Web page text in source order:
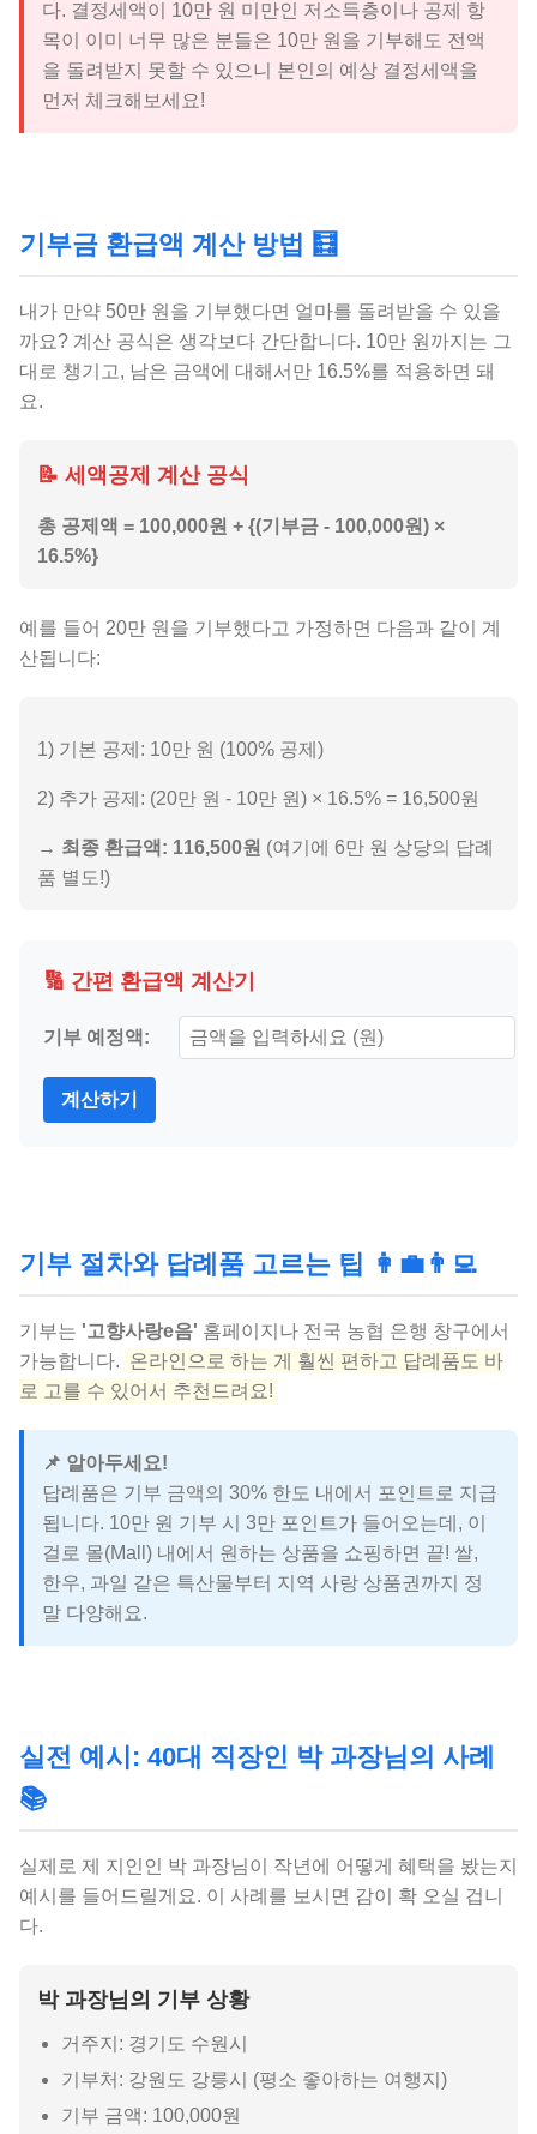
다. 결정세액이 10만 원 미만인 저소득층이나 공제 항
목이 이미 너무 많은 분들은 10만 원을 기부해도 전액
을 돌려받지 못할 수 있으니 본인의 예상 결정세액을
먼저 체크해보세요!
기부금 환급액 계산 방법 🧮
내가 만약 50만 원을 기부했다면 얼마를 돌려받을 수 있을
까요? 계산 공식은 생각보다 간단합니다. 10만 원까지는 그
대로 챙기고, 남은 금액에 대해서만 16.5%를 적용하면 돼
요.
📝 세액공제 계산 공식
총 공제액 = 100,000원 + {(기부금 - 100,000원) ×
16.5%}
예를 들어 20만 원을 기부했다고 가정하면 다음과 같이 계
산됩니다:
1) 기본 공제: 10만 원 (100% 공제)
2) 추가 공제: (20만 원 - 10만 원) × 16.5% = 16,500원
→ 최종 환급액: 116,500원 (여기에 6만 원 상당의 답례
품 별도!)
🔢 간편 환급액 계산기
기부 예정액:
계산하기
기부 절차와 답례품 고르는 팁 👩‍💼👨‍💻
기부는 '고향사랑e음' 홈페이지나 전국 농협 은행 창구에서
가능합니다. 온라인으로 하는 게 훨씬 편하고 답례품도 바
로 고를 수 있어서 추천드려요!
📌 알아두세요!
답례품은 기부 금액의 30% 한도 내에서 포인트로 지급
됩니다. 10만 원 기부 시 3만 포인트가 들어오는데, 이
걸로 몰(Mall) 내에서 원하는 상품을 쇼핑하면 끝! 쌀,
한우, 과일 같은 특산물부터 지역 사랑 상품권까지 정
말 다양해요.
실전 예시: 40대 직장인 박 과장님의 사례
📚
실제로 제 지인인 박 과장님이 작년에 어떻게 혜택을 봤는지
예시를 들어드릴게요. 이 사례를 보시면 감이 확 오실 겁니
다.
박 과장님의 기부 상황
거주지: 경기도 수원시
기부처: 강원도 강릉시 (평소 좋아하는 여행지)
기부 금액: 100,000원